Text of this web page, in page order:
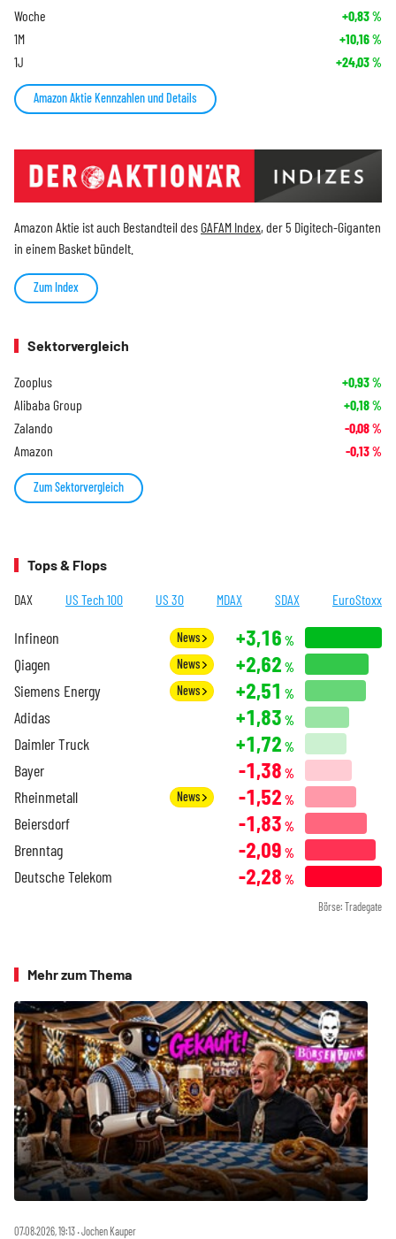
Woche +0,83%
1M +10,16%
1J +24,03%
Amazon Aktie Kennzahlen und Details
Amazon Aktie ist auch Bestandteil desGAFAM Index, der 5 Digitech-Giganten
in einem Basket bündelt.
Zum Index
Sektorvergleich
Zooplus +0,93%
Alibaba Group +0,18%
Zalando -0,08%
Amazon -0,13%
Zum Sektorvergleich
Tops & Flops
DAX US Tech 100 US 30 MDAX SDAX EuroStoxx
Infineon News +3,16 %
Qiagen News +2,62 %
Siemens Energy News +2,51 %
Adidas +1,83 %
Daimler Truck +1,72 %
Bayer -1,38 %
Rheinmetall News -1,52 %
Beiersdorf -1,83 %
Brenntag -2,09 %
Deutsche Telekom -2,28 %
Börse: Tradegate
Mehr zum Thema
07.08.2026, 19:13 ‧ Jochen Kauper